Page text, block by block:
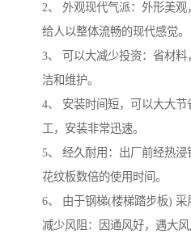
2、 外观现代气派：外形美观
给人以整体流畅的现代感觉。
3、 可以大减少投资：省材
洁和维护。
4、 安装时间短，可以大大
工，安装非常迅速。
5、 经久耐用：出厂前经热
花纹板数倍的使用时间。
6、 由于钢梯(楼梯踏步板)
减少风阻：因通风好，遇大